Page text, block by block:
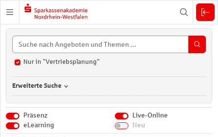
Zuklappen
Nur in "Vertriebsplanung"
Erweiterte Suche
Präsenz
Live-Online
eLearning
Neu